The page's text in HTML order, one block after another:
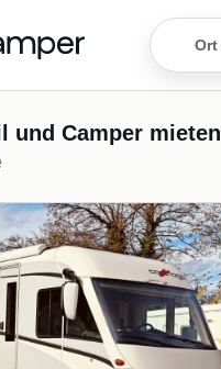
und Camper mieten